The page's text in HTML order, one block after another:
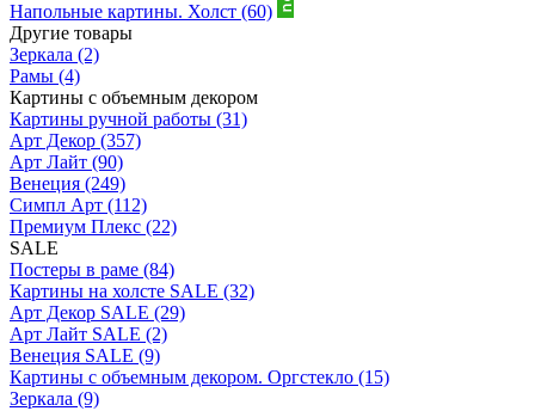
Напольные картины. Холст (60)
Другие товары
Зеркала (2)
Рамы (4)
Картины с объемным декором
Картины ручной работы (31)
Арт Декор (357)
Арт Лайт (90)
Венеция (249)
Симпл Арт (112)
Премиум Плекс (22)
SALE
Постеры в раме (84)
Картины на холсте SALE (32)
Арт Декор SALE (29)
Арт Лайт SALE (2)
Венеция SALE (9)
Картины с объемным декором. Оргстекло (15)
Зеркала (9)